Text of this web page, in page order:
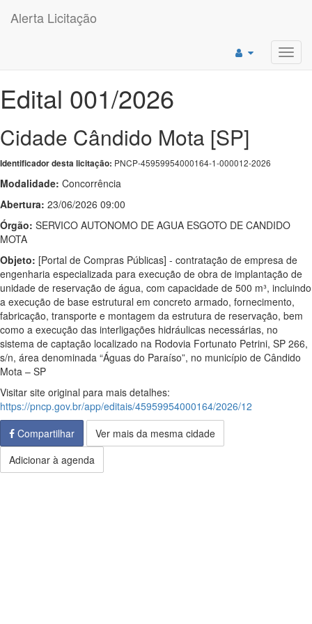
Alerta Licitação
Edital 001/2026
Cidade Cândido Mota [SP]
Identificador desta licitação: PNCP-45959954000164-1-000012-2026
Modalidade: Concorrência
Abertura: 23/06/2026 09:00
Órgão: SERVICO AUTONOMO DE AGUA ESGOTO DE CANDIDO
MOTA
Objeto: [Portal de Compras Públicas] - contratação de empresa de
engenharia especializada para execução de obra de implantação de
unidade de reservação de água, com capacidade de 500 m³, incluindo
a execução de base estrutural em concreto armado, fornecimento,
fabricação, transporte e montagem da estrutura de reservação, bem
como a execução das interligações hidráulicas necessárias, no
sistema de captação localizado na Rodovia Fortunato Petrini, SP 266,
s/n, área denominada “Águas do Paraíso”, no município de Cândido
Mota – SP
Visitar site original para mais detalhes:
https://pncp.gov.br/app/editais/45959954000164/2026/12
Compartilhar
Ver mais da mesma cidade
Adicionar à agenda